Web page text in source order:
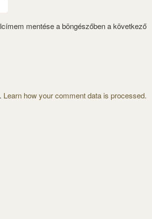
mentése a böngészőben a következő
Learn how your comment data is processed.